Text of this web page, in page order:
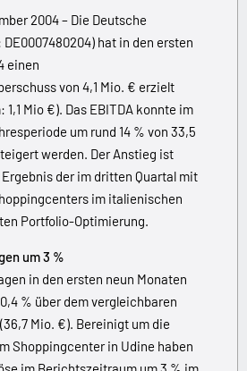
2004 – Die Deutsche
DE0007480204) hat in den ersten
einen
von 4,1 Mio. € erzielt
Mio €). Das EBITDA konnte im
um rund 14 % von 33,5
werden. Der Anstieg ist
der im dritten Quartal mit
im italienischen
Portfolio-Optimierung.
um 3 %
in den ersten neun Monaten
% über dem vergleichbaren
Mio. €). Bereinigt um die
Shoppingcenter in Udine haben